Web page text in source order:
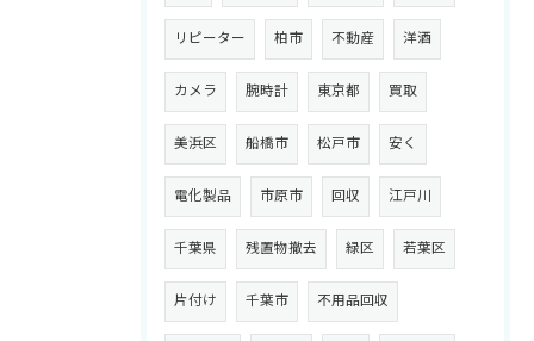
リピーター 柏市 不動産 洋酒
カメラ 腕時計 東京都 買取
美浜区 船橋市 松戸市 安く
電化製品 市原市 回収 江戸川
千葉県 残置物撤去 緑区 若葉区
片付け 千葉市 不用品回収